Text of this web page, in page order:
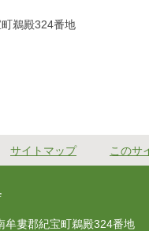
鵜殿324番地
サイトマップ このサ
牟婁郡紀宝町鵜殿324番